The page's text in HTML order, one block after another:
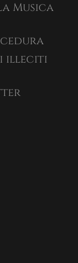
Musica
illeciti